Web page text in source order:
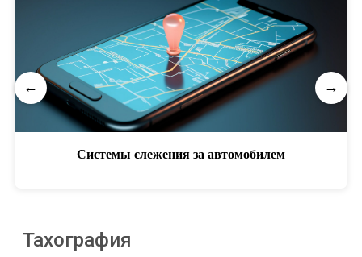
Системы слежения за автомобилем
← →
Тахография